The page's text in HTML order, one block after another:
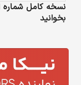
نسخه کامل شماره
بخوانید